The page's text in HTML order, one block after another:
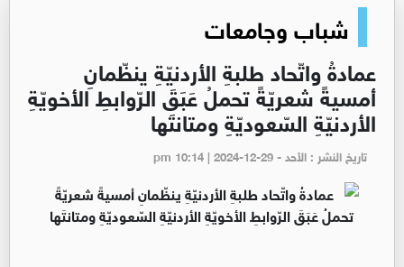
شباب وجامعات
عمادةُ واتّحاد طلبةِ الأردنيّةِ ينظّمانِ
أمسيةً شعريّةً تحملُ عَبَقَ الرّوابطِ الأخويّةِ
الأردنيّةِ السّعوديّةِ ومتانتَها
تاريخ النشر : الأحد - pm 10:14 | 2024-12-29